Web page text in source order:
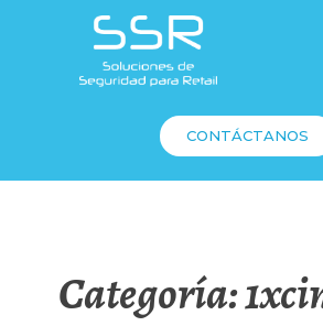
CONTÁCTANOS
Categoría: